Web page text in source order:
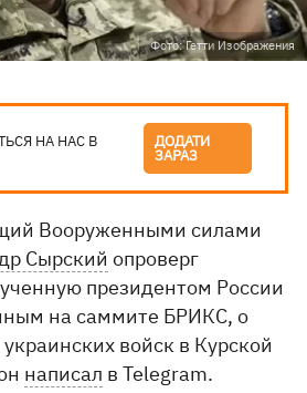
Фото: Гетти Изображения
НА НАС В ДОДАТИ
ЗАРАЗ
Вооруженными силами
Сырский опроверг
президентом России
на саммите БРИКС, о
войск в Курской
написал в Telegram.